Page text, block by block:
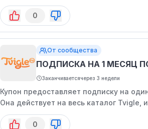
действует в течение ограниченного
0
От сообщества
ПОДПИСКА НА 1 МЕСЯЦ
Заканчиваетсячерез 3 недели
Купон предоставляет подписку на
Она действует на весь каталог Tvigle,
ограничен.
0